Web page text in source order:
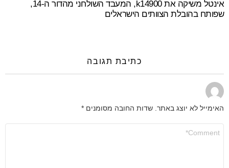
אינטל משיקה את k14900, המעבד השולחני מהדור ה-14,
שפותח בהובלת הצוותים הישראלים
כתיבת תגובה
האימייל לא יוצג באתר. שדות החובה מסומנים *
שלך